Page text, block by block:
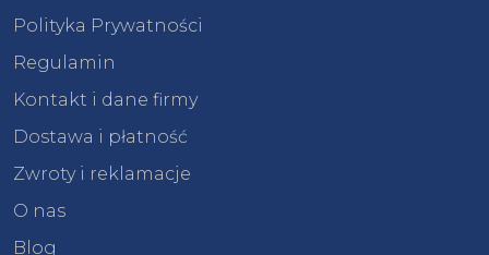
Polityka Prywatności
Regulamin
Kontakt i dane firmy
Dostawa i płatność
Zwroty i reklamacje
O nas
Blog